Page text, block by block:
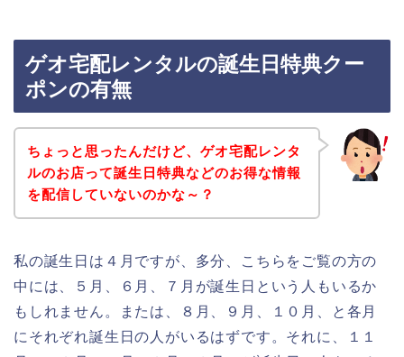
ゲオ宅配レンタルの誕生日特典クー
ポンの有無
ちょっと思ったんだけど、ゲオ宅配レンタ
ルのお店って誕生日特典などのお得な情報
を配信していないのかな～？
私の誕生日は４月ですが、多分、こちらをご覧の方の
中には、５月、６月、７月が誕生日という人もいるか
もしれません。または、８月、９月、１０月、と各月
にそれぞれ誕生日の人がいるはずです。それに、１１